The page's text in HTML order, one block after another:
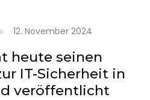
aus
CSV
erstellen
12. November 2024
heute seinen
IT-Sicherheit in
veröffentlicht